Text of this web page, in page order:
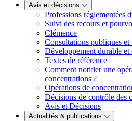
Avis et décisions
Professions réglementées
Suivi des recours et
Clémence
Consultations publiques et
Développement durable et
Textes de référence
Comment notifier une
concentrations ?
Opérations de
Décisions de contrôle des
Avis et Décisions
Actualités & publications